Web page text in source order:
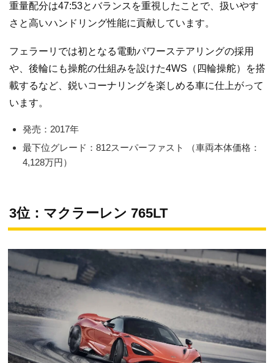
重量配分は47:53とバランスを重視したことで、扱いやす
さと高いハンドリング性能に貢献しています。
フェラーリでは初となる電動パワーステアリングの採用
や、後輪にも操舵の仕組みを設けた4WS（四輪操舵）を搭
載するなど、鋭いコーナリングを楽しめる車に仕上がって
います。
発売：2017年
最下位グレード：812スーパーファスト （車両本体価格：
4,128万円）
3位：マクラーレン 765LT